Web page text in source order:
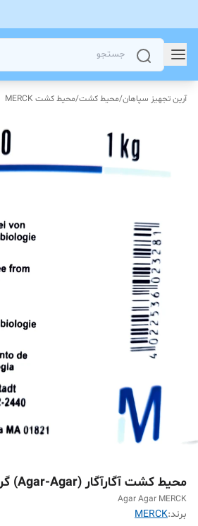
آرین تجهیز سپاهان/محیط کشت/محیط کشت MERCK
محیط کشت آگارآگار (Agar-Agar) گرانول مرک
Agar Agar MERCK
برند:MERCK